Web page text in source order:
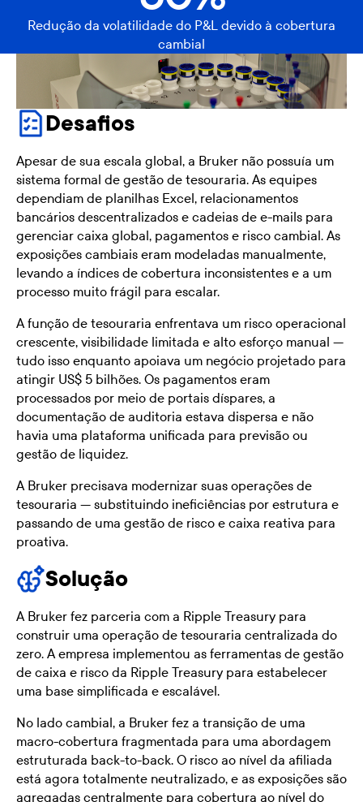
Redução da volatilidade do P&L devido à cobertura
cambial
Desafios
Apesar de sua escala global, a Bruker não possuía um
sistema formal de gestão de tesouraria. As equipes
dependiam de planilhas Excel, relacionamentos
bancários descentralizados e cadeias de e-mails para
gerenciar caixa global, pagamentos e risco cambial. As
exposições cambiais eram modeladas manualmente,
levando a índices de cobertura inconsistentes e a um
processo muito frágil para escalar.
A função de tesouraria enfrentava um risco operacional
crescente, visibilidade limitada e alto esforço manual —
tudo isso enquanto apoiava um negócio projetado para
atingir US$ 5 bilhões. Os pagamentos eram
processados por meio de portais díspares, a
documentação de auditoria estava dispersa e não
havia uma plataforma unificada para previsão ou
gestão de liquidez.
A Bruker precisava modernizar suas operações de
tesouraria — substituindo ineficiências por estrutura e
passando de uma gestão de risco e caixa reativa para
proativa.
Solução
A Bruker fez parceria com a Ripple Treasury para
construir uma operação de tesouraria centralizada do
zero. A empresa implementou as ferramentas de gestão
de caixa e risco da Ripple Treasury para estabelecer
uma base simplificada e escalável.
No lado cambial, a Bruker fez a transição de uma
macro-cobertura fragmentada para uma abordagem
estruturada back-to-back. O risco ao nível da afiliada
está agora totalmente neutralizado, e as exposições são
agregadas centralmente para cobertura ao nível do